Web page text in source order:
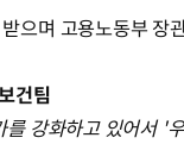
으며 고용노동부 장
건팀
강화하고 있어서 '